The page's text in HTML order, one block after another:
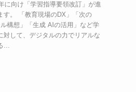
に向け「学習指導要領改訂」が進
す。 「教育現場のDX」「次の
構想」「生成 AIの活用」など学
対して、デジタルの力でリアルな
…